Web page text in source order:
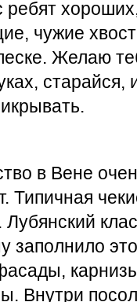
чужие
Желаю
старайся,
в Вене
Типичная
заполнило
Внутри